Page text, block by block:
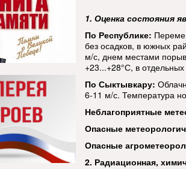
1. Оценка состояния
По Республике:
без осадков, в южных
м/с, днем местами
+23...+28°С, в
По Сыктывкару:
6-11 м/с. Температура
Неблагоприятные
Опасные
Опасные
2. Радиационная,